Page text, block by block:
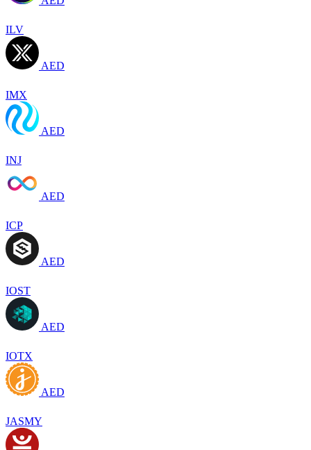
ILV
AED
IMX
AED
INJ
AED
ICP
AED
IOST
AED
IOTX
AED
JASMY